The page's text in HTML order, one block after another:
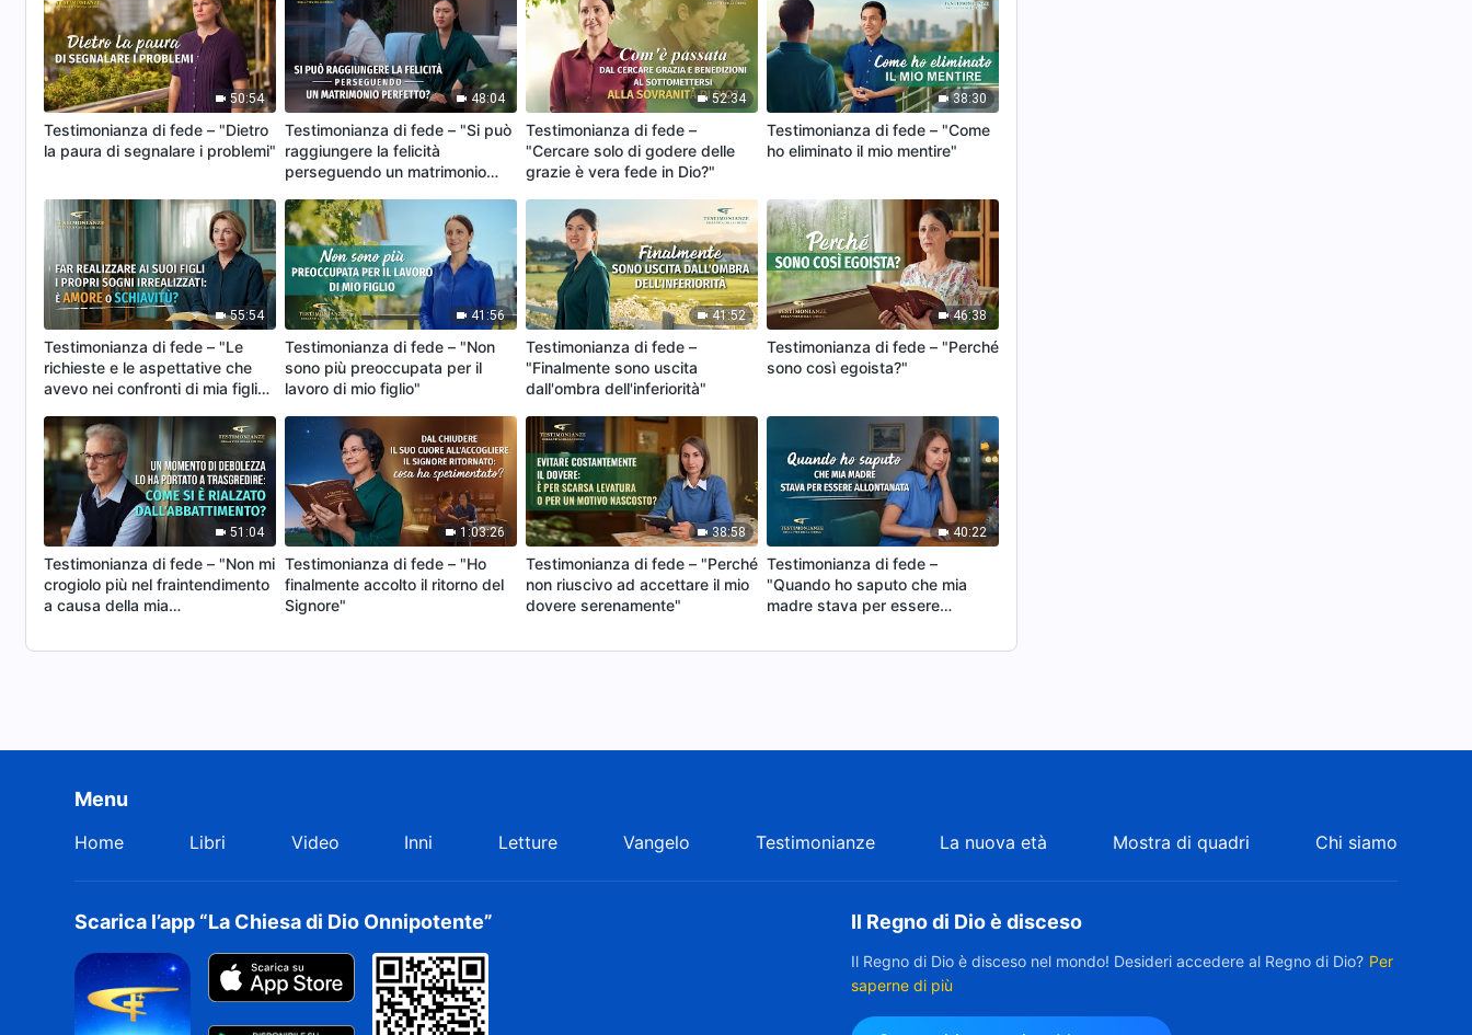
50:54
Testimonianza di fede – "Dietro
la paura di segnalare i problemi"
48:04
Testimonianza di fede – "Si può
raggiungere la felicità
perseguendo un matrimonio
52:34
Testimonianza di fede –
"Cercare solo di godere delle
grazie è vera fede in Dio?"
38:30
Testimonianza di fede – "Come
ho eliminato il mio mentire"
55:54
Testimonianza di fede – "Le
richieste e le aspettative che
avevo nei confronti di mia figlia
41:56
Testimonianza di fede – "Non
sono più preoccupata per il
lavoro di mio figlio"
41:52
Testimonianza di fede –
"Finalmente sono uscita
dall'ombra dell'inferiorità"
46:38
Testimonianza di fede – "Perché
sono così egoista?"
51:04
Testimonianza di fede – "Non mi
crogiolo più nel fraintendimento
a causa della mia
1:03:26
Testimonianza di fede – "Ho
finalmente accolto il ritorno del
Signore"
38:58
Testimonianza di fede – "Perché
non riuscivo ad accettare il mio
dovere serenamente"
40:22
Testimonianza di fede –
"Quando ho saputo che mia
madre stava per essere
Menu
Home Libri Video Inni Letture Vangelo Testimonianze La nuova età Mostra di quadri Chi siamo
Scarica l’app “La Chiesa di Dio Onnipotente” Il Regno di Dio è disceso
Il Regno di Dio è disceso nel mondo! Desideri accedere al Regno di Dio? Per
saperne di più